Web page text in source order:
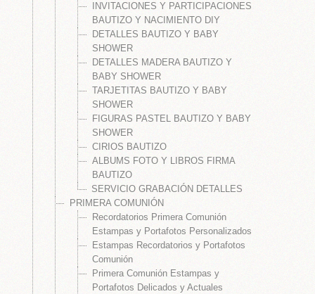
INVITACIONES Y PARTICIPACIONES
BAUTIZO Y NACIMIENTO DIY
DETALLES BAUTIZO Y BABY
SHOWER
DETALLES MADERA BAUTIZO Y
BABY SHOWER
TARJETITAS BAUTIZO Y BABY
SHOWER
FIGURAS PASTEL BAUTIZO Y BABY
SHOWER
CIRIOS BAUTIZO
ALBUMS FOTO Y LIBROS FIRMA
BAUTIZO
SERVICIO GRABACIÓN DETALLES
PRIMERA COMUNIÓN
Recordatorios Primera Comunión
Estampas y Portafotos Personalizados
Estampas Recordatorios y Portafotos
Comunión
Primera Comunión Estampas y
Portafotos Delicados y Actuales
Comunión
cestas, bandejas cintas y flores
SHOWER
BAUTIZO Y NACIMIENTO DIY
BABY SHOWER